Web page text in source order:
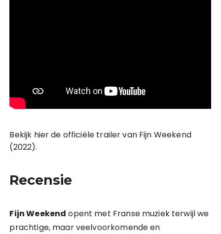
Bekijk hier de officiële trailer van Fijn Weekend
(2022).
Recensie
Fijn Weekend opent met Franse muziek terwijl we
prachtige, maar veelvoorkomende en